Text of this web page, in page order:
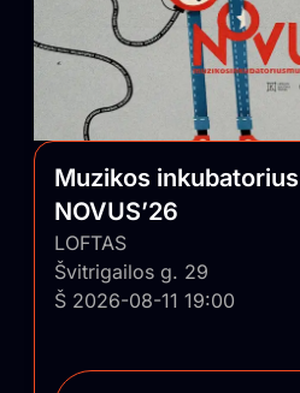
Muzikos inkubatorius
NOVUS’26
LOFTAS
Švitrigailos g. 29
Š 2026-08-11 19:00